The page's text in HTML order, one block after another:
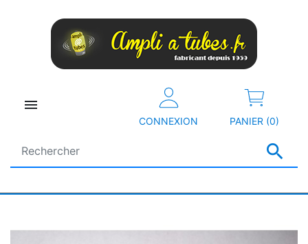


CONNEXION PANIER (0)